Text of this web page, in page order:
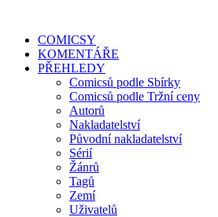
COMICSY
KOMENTÁŘE
PŘEHLEDY
Comicsů podle Sbírky
Comicsů podle Tržní ceny
Autorů
Nakladatelství
Původní nakladatelství
Sérií
Žánrů
Tagů
Zemí
Uživatelů